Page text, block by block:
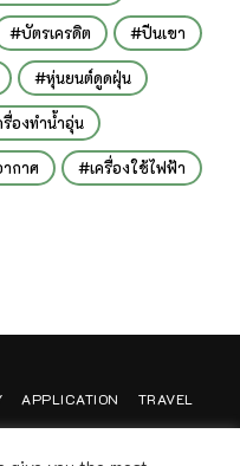
บัตรเครดิต ปีนเขา
หุ่นยนต์ดูดฝุ่น
รื่องทำน้ำอุ่น
กาศ เครื่องใช้ไฟฟ้า
APPLICATION
TRAVEL